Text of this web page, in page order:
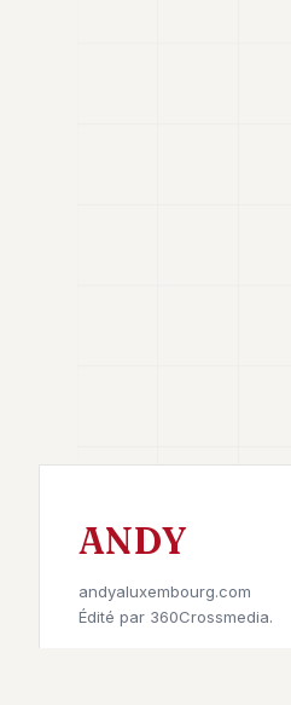
ANDY
andyaluxembourg.com
Édité par 360Crossmedia.